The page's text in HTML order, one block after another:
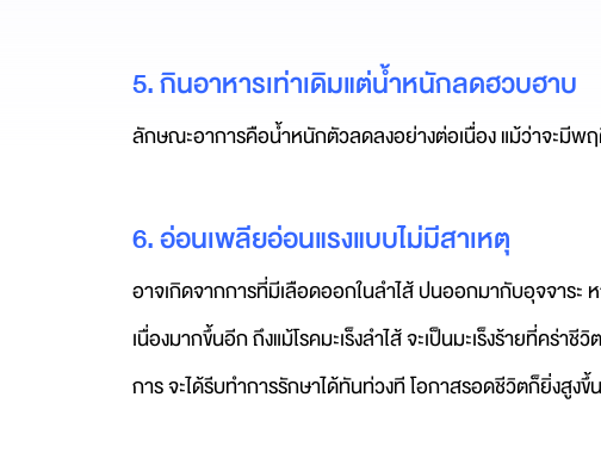
5. กินอาหารเท่าเดิมแต่น้ำหนักลดฮวบฮาบ
ลักษณะอาการคือน้ำหนักตัวลดลงอย่างต่อเนื่อง แม้ว่าจะมีพ
6. อ่อนเพลียอ่อนแรงแบบไม่มีสาเหตุ
อาจเกิดจากการที่มีเลือดออกในลำไส้ ปนออกมากับอุจจาระ
เนื่องมากขึ้นอีก ถึงแม้โรคมะเร็งลำไส้ จะเป็นมะเร็งร้ายที่คร่
การ จะได้รีบทำการรักษาได้ทันท่วงที โอกาสรอดชีวิตก็ยิ่งสูงขึ้น